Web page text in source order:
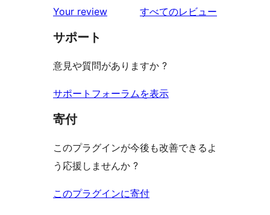
ー
ュ
ー
ビ
ュ
レ
ビ
ー
星
レ
ュ
ー
Your review すべてのレビュー
サポート
意見や質問がありますか ?
サポートフォーラムを表示
寄付
このプラグインが今後も改善できるよ
う応援しませんか ?
このプラグインに寄付